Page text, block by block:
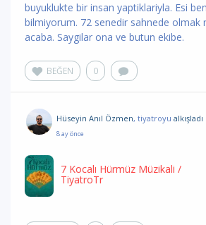
buyuklukte bir insan yaptiklariyla. Esi
bilmiyorum. 72 senedir sahnede olmak
acaba. Saygilar ona ve butun ekibe.
BEĞEN 0
Hüseyin Anıl Özmen, tiyatroyu alkışladı
8 ay önce
7 Kocalı Hürmüz Müzikali /
TiyatroTr